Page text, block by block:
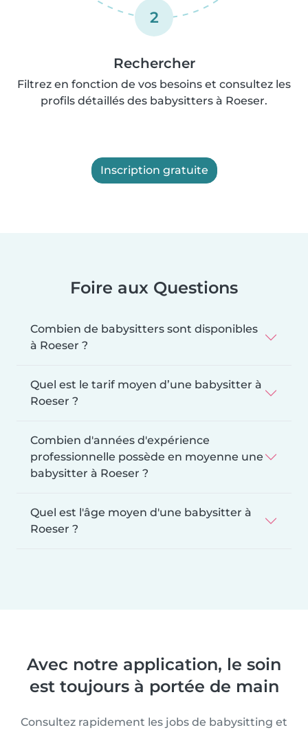
2
Rechercher
Filtrez en fonction de vos besoins et consultez les
profils détaillés des babysitters à Roeser.
Inscription gratuite
Foire aux Questions
Combien de babysitters sont disponibles
à Roeser ?
Quel est le tarif moyen d’une babysitter à
Roeser ?
Combien d'années d'expérience
professionnelle possède en moyenne une
babysitter à Roeser ?
Quel est l'âge moyen d'une babysitter à
Roeser ?
Avec notre application, le soin
est toujours à portée de main
Consultez rapidement les jobs de babysitting et